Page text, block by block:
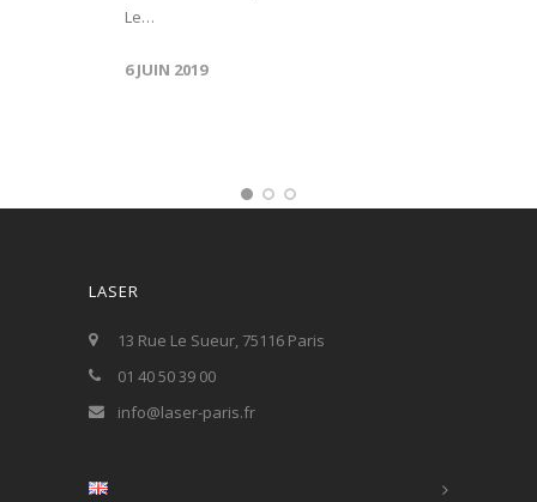
Le…
6 JUIN 2019
LASER
13 Rue Le Sueur, 75116 Paris
01 40 50 39 00
info@laser-paris.fr